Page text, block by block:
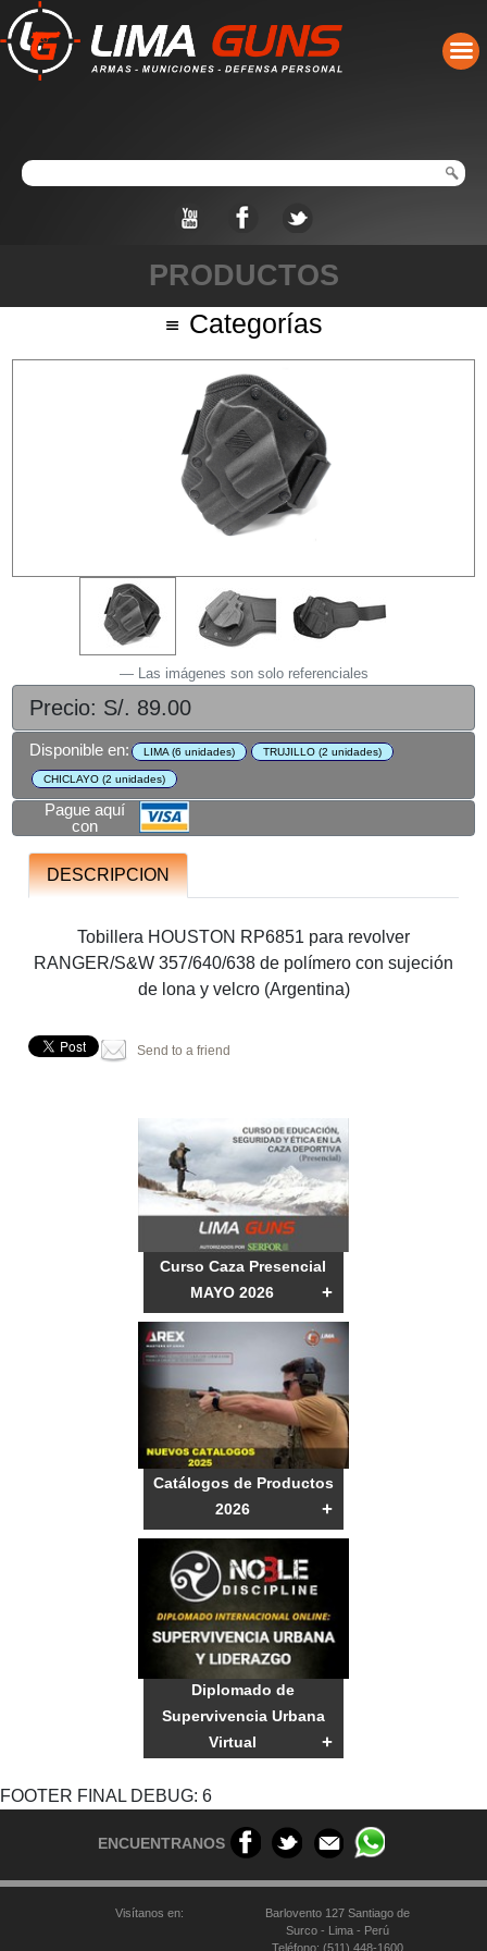
PRODUCTOS
Categorías
Las imágenes son solo referenciales
Precio: S/. 89.00
Disponible en: LIMA (6 unidades) TRUJILLO (2 unidades)
CHICLAYO (2 unidades)
Pague aquí
con
DESCRIPCION
Tobillera HOUSTON RP6851 para revolver
RANGER/S&W 357/640/638 de polímero con sujeción
de lona y velcro (Argentina)
Send to a friend
Curso Caza Presencial
MAYO 2026
+
Catálogos de Productos
2026
+
Diplomado de
Supervivencia Urbana
Virtual
+
FOOTER FINAL DEBUG: 6
ENCUENTRANOS
Visítanos en:
Barlovento 127 Santiago de
Surco - Lima - Perú
Teléfono: (511) 448-1600